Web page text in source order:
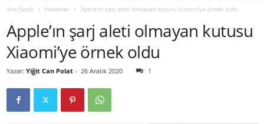
Ana Sayfa Haberler Apple’ın şarj aleti olmayan kutusu Xiaomi’ye örnek oldu
Apple’ın şarj aleti olmayan kutusu
Xiaomi’ye örnek oldu
Yazar: Yiğit Can Polat - 26 Aralık 2020 1